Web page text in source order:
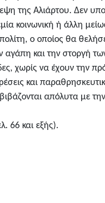
της Αλιάρτου. Δεν
κοινωνική ή άλλη
ο οποίος θα
αγάπη και την στοργή
χωρίς να έχουν την
και
απόλυτα με
66 και εξής).